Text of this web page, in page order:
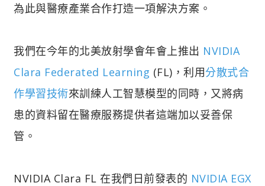
為此與醫療產業合作打造一項解決方案。
我們在今年的北美放射學會年會上推出 NVIDIA
Clara Federated Learning (FL)，利用分散式合
作學習技術來訓練人工智慧模型的同時，又將病
患的資料留在醫療服務提供者這端加以妥善保
管。
NVIDIA Clara FL 在我們日前發表的 NVIDIA EGX